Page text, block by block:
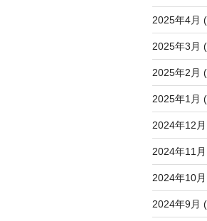
2025年4月
2025年3月
2025年2月
2025年1月
2024年12
2024年11
2024年10
2024年9月